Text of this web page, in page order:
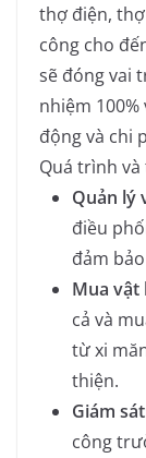
thợ điện,
công cho
sẽ đóng vai
nhiệm
động và chi
Quá trình
Quản lý
điều
đảm
Mua vật
cả và
từ xi
thiện.
Giám
công